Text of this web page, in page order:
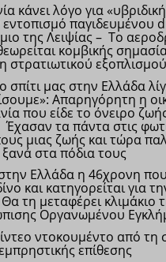
κάνει λόγο για
εντοπισμό παγιδευμένου
της Λειψίας – Το
κομβικής
στρατιωτικού εξοπλισμού
σπίτι μας στην Ελλάδα
Απαρηγόρητη η
που είδε το όνειρο
τα πάντα στις
μιας ζωής και τώρα
στα πόδια τους
Ελλάδα η 46χρονη
και κατηγορείται για
τη μεταφέρει κλιμάκιο
Οργανωμένου
ντοκουμέντο από τη
επίθεσης